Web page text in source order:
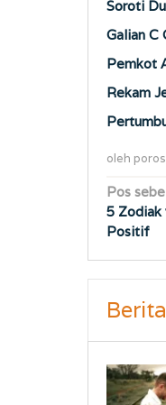
Soroti
Galian C
Pemkot
Rekam
oleh
pos
Pos
5 Zodiak
Positif